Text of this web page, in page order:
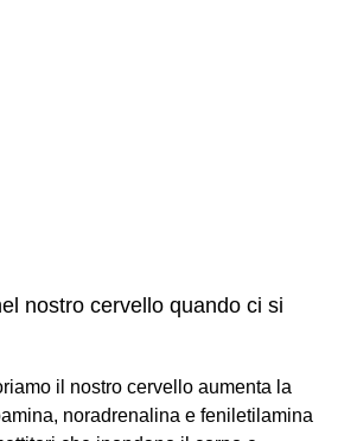
nostro cervello quando ci si
il nostro cervello aumenta la
noradrenalina e feniletilamina